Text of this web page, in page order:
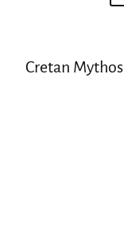
Cretan Mythos